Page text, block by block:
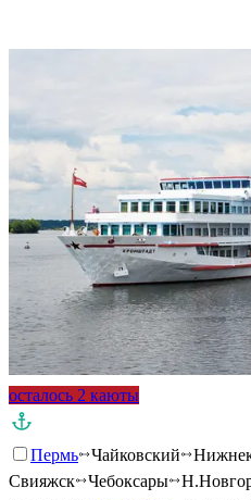
осталось 2 каюты
Пермь Чайковский
Свияжск
Чебоксары